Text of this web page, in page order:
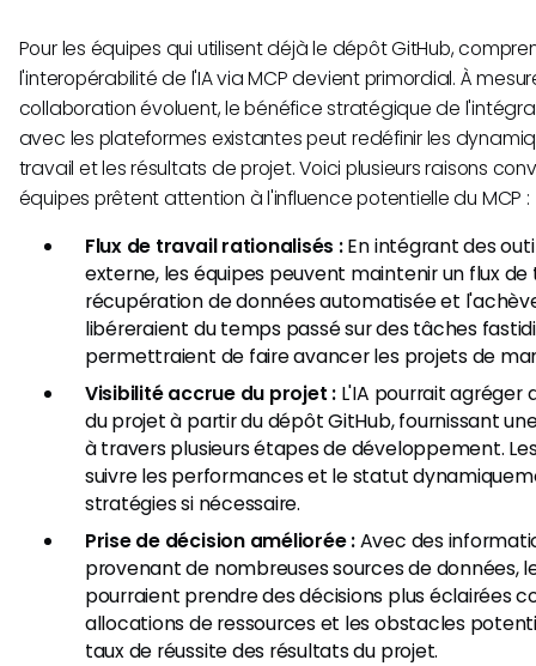
Pour les équipes qui utilisent déjà le dépôt GitHub,
l'interopérabilité de l'IA via MCP devient primordial. À
collaboration évoluent, le bénéfice stratégique de
avec les plateformes existantes peut redéfinir les
travail et les résultats de projet. Voici plusieurs raisons
équipes prêtent attention à l'influence potentielle du MCP :
Flux de travail rationalisés :En intégrant des
externe, les équipes peuvent maintenir un flux de
récupération de données automatisée et
libéreraient du temps passé sur des tâches
permettraient de faire avancer les projets de
Visibilité accrue du projet :L'IA pourrait agréger
du projet à partir du dépôt GitHub, fournissant
à travers plusieurs étapes de développement.
suivre les performances et le statut
stratégies si nécessaire.
Prise de décision améliorée :Avec des
provenant de nombreuses sources de données,
pourraient prendre des décisions plus éclairées
allocations de ressources et les obstacles
taux de réussite des résultats du projet.